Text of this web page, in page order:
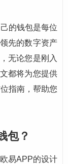
的钱包是每位
先的数字资产
无论您是刚入
都将为您提供
指南，帮助您
包？
易APP的设计